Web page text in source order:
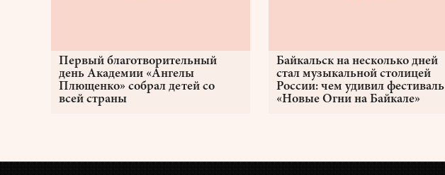
Первый благотворительный
день Академии «Ангелы
Плющенко» собрал детей со
всей страны
Байкальск на несколько дней
стал музыкальной столицей
России: чем удивил фестиваль
«Новые Огни на Байкале»